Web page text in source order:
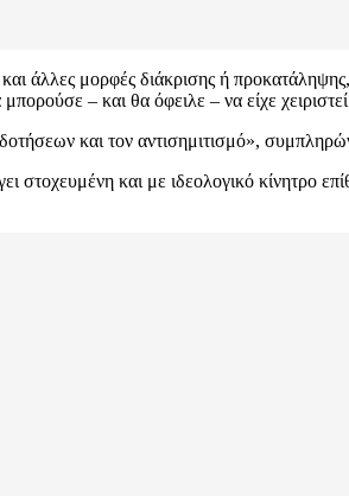
άλλες μορφές διάκρισης ή
– και θα όφειλε – να είχε
και τον αντισημιτισμό»,
και με ιδεολογικό κίνητρο